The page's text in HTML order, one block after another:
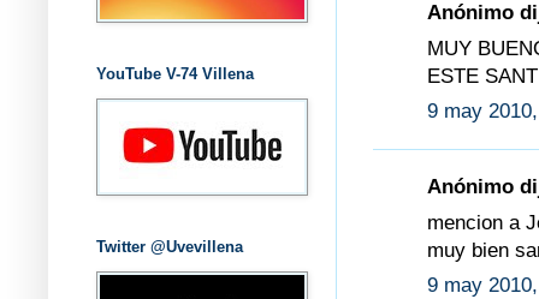
Anónimo
MUY
ESTE
9 may
Anónimo
mencion a
muy bien
9 may
YouTube V-74 Villena
Twitter @Uvevillena